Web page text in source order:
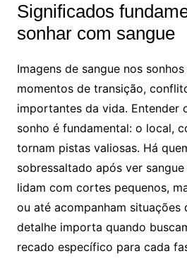
Significados
sonhar com sangue
Imagens de sangue nos
momentos de transição,
importantes da vida. Entender
sonho é fundamental: o local,
tornam pistas valiosas. Há
sobressaltado após ver
lidam com cortes pequenos,
ou até acompanham situações
detalhe importa quando
recado específico para cada